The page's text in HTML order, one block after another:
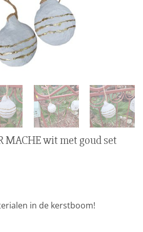
MACHE wit met goud set
in de kerstboom!